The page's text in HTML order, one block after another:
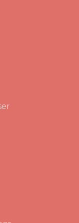
kommunikation på
udtryk.
en
Det hele kan
eller temaet